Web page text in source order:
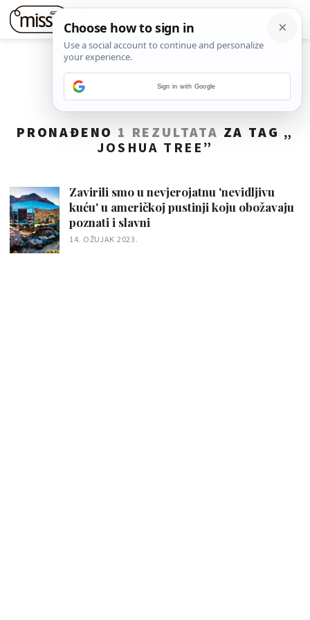
PRONAĐENO 1 REZULTATA ZA TAG „
JOSHUA TREE ”
Zavirili smo u nevjerojatnu 'nevidljivu
kuću' u američkoj pustinji koju obožavaju
poznati i slavni
14. OŽUJAK 2023.
Sign in with Google